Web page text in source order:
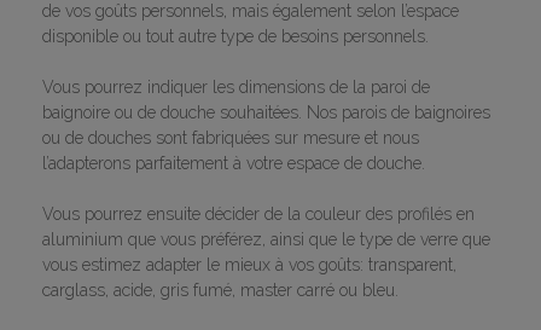
de vos goûts personnels, mais également selon l’espace
disponible ou tout autre type de besoins personnels.
Vous pourrez indiquer les dimensions de la paroi de
baignoire ou de douche souhaitées. Nos parois de baignoires
ou de douches sont fabriquées sur mesure et nous
l’adapterons parfaitement à votre espace de douche.
Vous pourrez ensuite décider de la couleur des profilés en
aluminium que vous préférez, ainsi que le type de verre que
vous estimez adapter le mieux à vos goûts: transparent,
carglass, acide, gris fumé, master carré ou bleu.